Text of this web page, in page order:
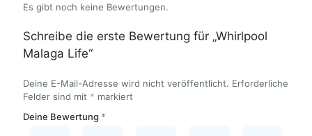
Es gibt noch keine Bewertungen.
Schreibe die erste Bewertung für „Whirlpool
Malaga Life“
Deine E-Mail-Adresse wird nicht veröffentlicht. Erforderliche
Felder sind mit * markiert
Deine Bewertung *